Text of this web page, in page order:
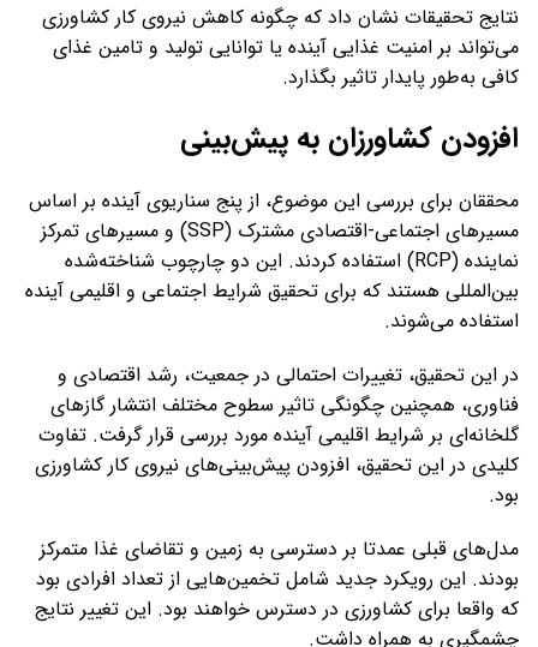
نتایج تحقیقات نشان داد که چگونه کاهش نیروی کار کشاورزی
می‌تواند بر امنیت غذایی آینده یا توانایی تولید و تامین غذای
کافی به‌طور پایدار تاثیر بگذارد.
افزودن کشاورزان به پیش‌بینی
محققان برای بررسی این موضوع، از پنج سناریوی آینده بر اساس
مسیرهای اجتماعی-اقتصادی مشترک (SSP) و مسیرهای تمرکز
نماینده (RCP) استفاده کردند. این دو چارچوب شناخته‌شده
بین‌المللی هستند که برای تحقیق شرایط اجتماعی و اقلیمی آینده
استفاده می‌شوند.
در این تحقیق، تغییرات احتمالی در جمعیت، رشد اقتصادی و
فناوری، همچنین چگونگی تاثیر سطوح مختلف انتشار گازهای
گلخانه‌ای بر شرایط اقلیمی آینده مورد بررسی قرار گرفت. تفاوت
کلیدی در این تحقیق، افزودن پیش‌بینی‌های نیروی کار کشاورزی
بود.
مدل‌های قبلی عمدتا بر دسترسی به زمین و تقاضای غذا متمرکز
بودند. این رویکرد جدید شامل تخمین‌هایی از تعداد افرادی بود
که واقعا برای کشاورزی در دسترس خواهند بود. این تغییر نتایج
چشمگیری به همراه داشت.